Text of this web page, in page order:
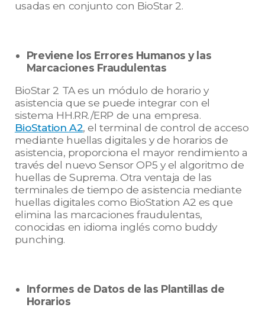
usadas en conjunto con BioStar 2.
Previene los Errores Humanos y las
Marcaciones Fraudulentas
BioStar 2 TA es un módulo de horario y
asistencia que se puede integrar con el
sistema HH.RR./ERP de una empresa.
BioStation A2, el terminal de control de acceso
mediante huellas digitales y de horarios de
asistencia, proporciona el mayor rendimiento a
través del nuevo Sensor OP5 y el algoritmo de
huellas de Suprema. Otra ventaja de las
terminales de tiempo de asistencia mediante
huellas digitales como BioStation A2 es que
elimina las marcaciones fraudulentas,
conocidas en idioma inglés como buddy
punching.
Informes de Datos de las Plantillas de
Horarios